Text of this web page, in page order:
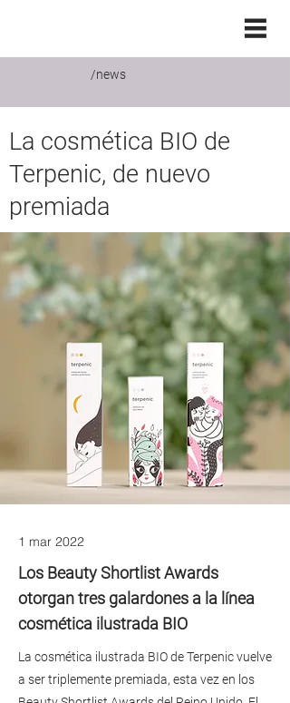
/news
La cosmética BIO de
Terpenic, de nuevo
premiada
1 mar 2022
Los Beauty Shortlist Awards
otorgan tres galardones a la línea
cosmética ilustrada BIO
La cosmética ilustrada BIO de Terpenic vuelve
a ser triplemente premiada, esta vez en los